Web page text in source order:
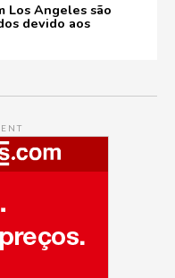
Los Angeles são
devido aos